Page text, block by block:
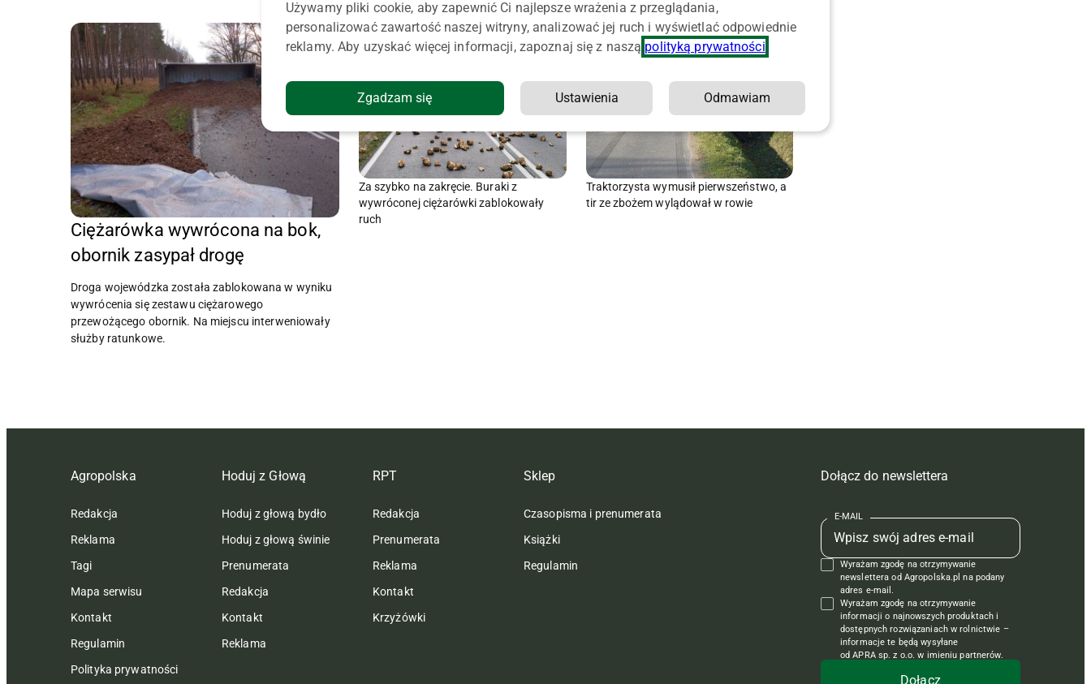
Ciężarówka wywrócona na bok,
obornik zasypał drogę
Droga wojewódzka została zablokowana w wyniku
wywrócenia się zestawu ciężarowego
przewożącego obornik. Na miejscu interweniowały
służby ratunkowe.
Za szybko na zakręcie. Buraki z
wywróconej ciężarówki zablokowały
ruch
Traktorzysta wymusił pierwszeństwo, a
tir ze zbożem wylądował w rowie
Agropolska
Redakcja
Reklama
Tagi
Mapa serwisu
Kontakt
Regulamin
Polityka prywatności
Hoduj z Głową
Hoduj z głową bydło
Hoduj z głową świnie
Prenumerata
Redakcja
Kontakt
Reklama
RPT
Redakcja
Prenumerata
Reklama
Kontakt
Krzyżówki
Sklep
Czasopisma i prenumerata
Książki
Regulamin
Dołącz do newslettera
E-MAIL
Wyrażam zgodę na otrzymywanie
newslettera od Agropolska.pl na podany
adres e-mail.
Wyrażam zgodę na otrzymywanie
informacji o najnowszych produktach i
dostępnych rozwiązaniach w rolnictwie –
informacje te będą wysyłane
od APRA sp. z o.o. w imieniu partnerów.
Używamy pliki cookie, aby zapewnić Ci najlepsze wrażenia z przeglądania,
personalizować zawartość naszej witryny, analizować jej ruch i wyświetlać odpowiednie
reklamy. Aby uzyskać więcej informacji, zapoznaj się z naszą polityką prywatności
Zgadzam się Ustawienia Odmawiam